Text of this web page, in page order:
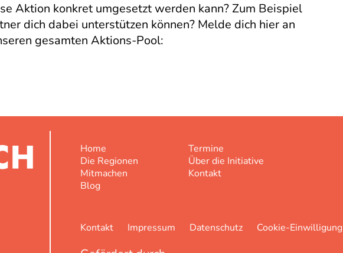
Aktion konkret umgesetzt werden kann? Zum Beispiel
dich dabei unterstützen können? Melde dich hier an
gesamten Aktions-Pool:
Home
Die Regionen
Mitmachen
Blog
Termine
Über die Initiative
Kontakt
Kontakt Impressum Datenschutz Cookie-Einwilligung